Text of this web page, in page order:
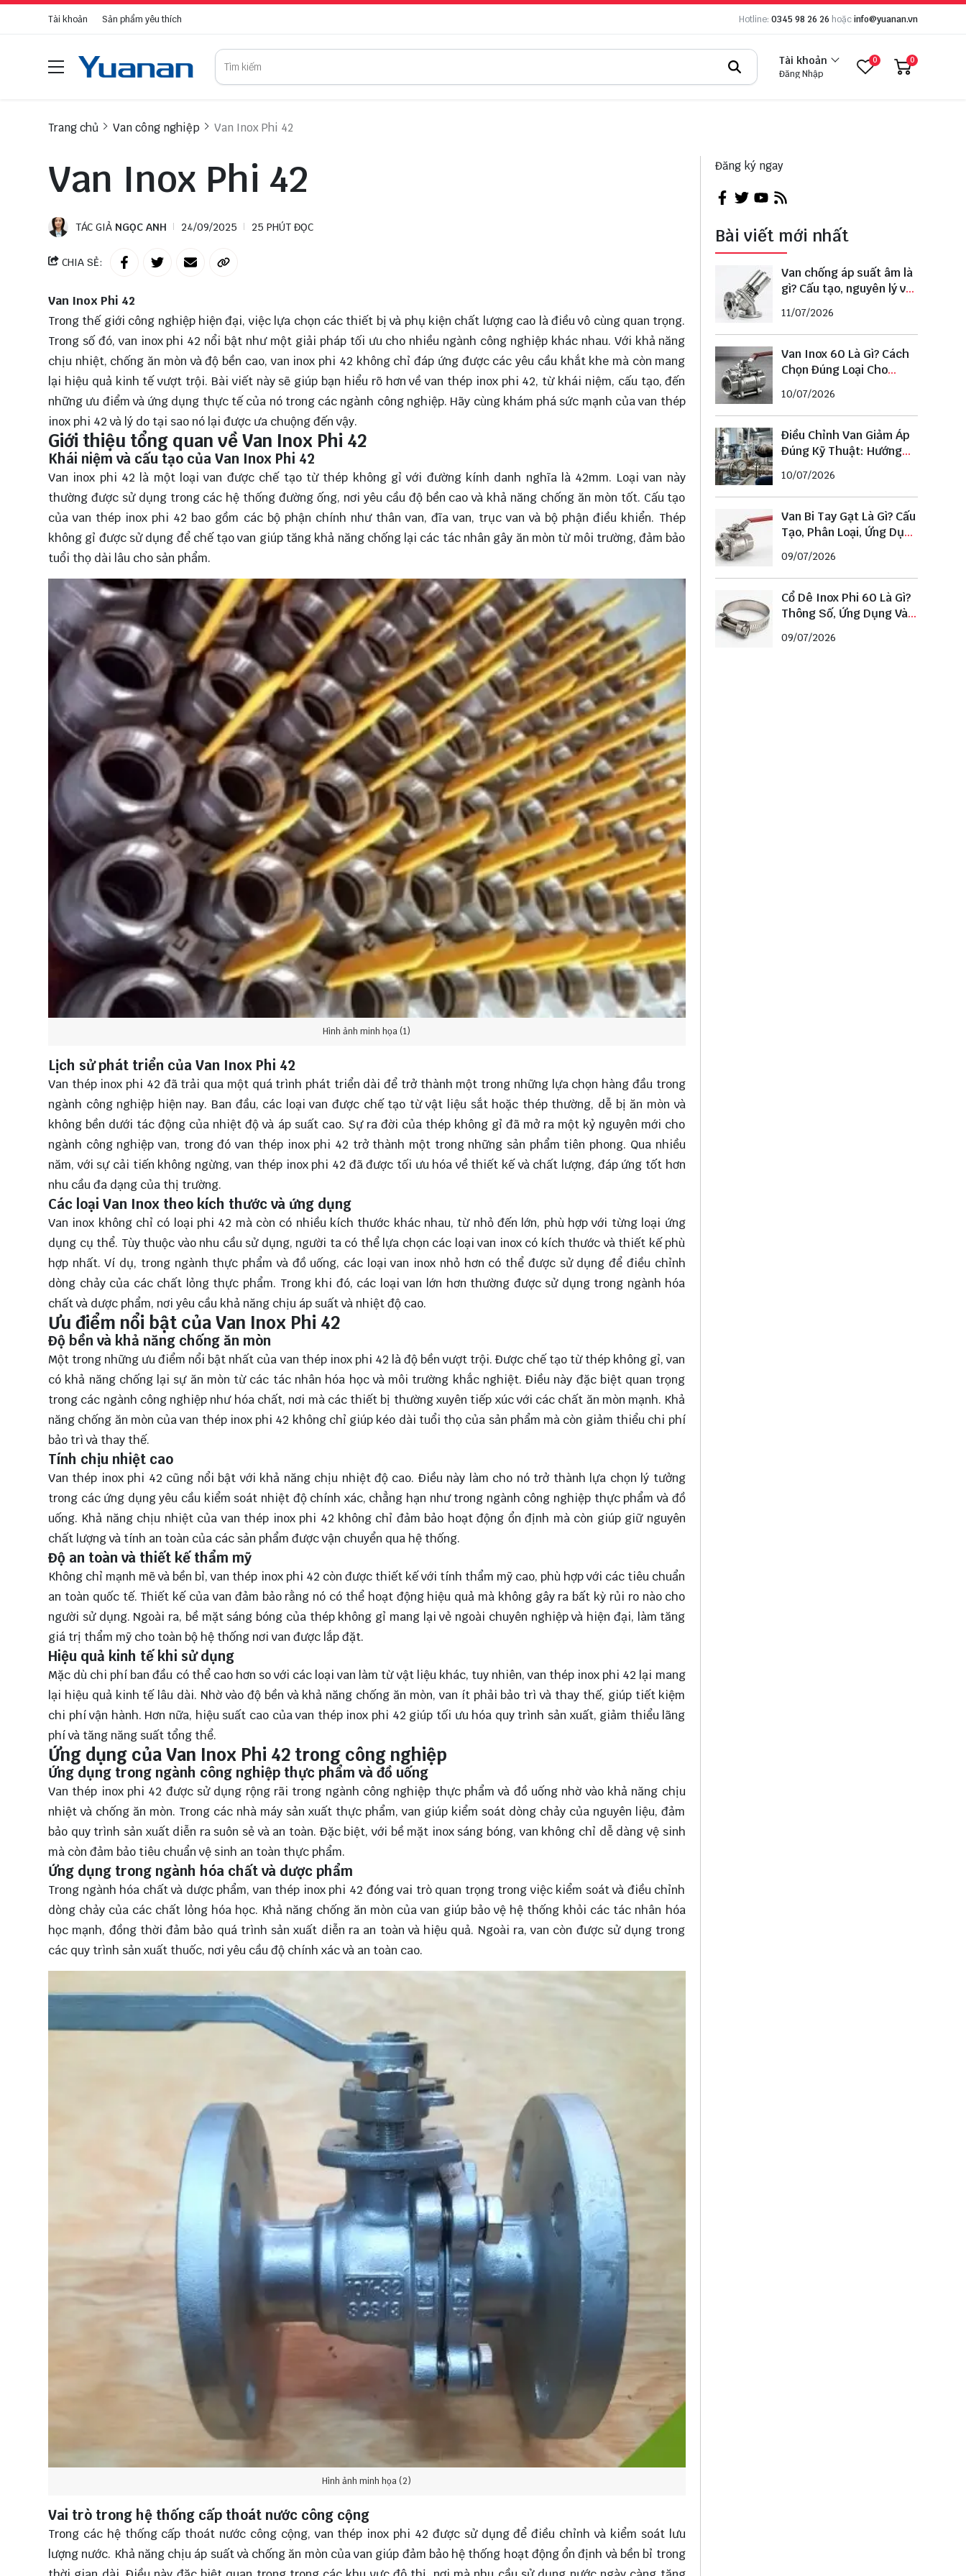
Tài khoản Sản phẩm yêu thích Hotline: 0345 98 26 26 hoặcinfo@yuanan.vn
Tài khoản
Đăng Nhập
0 0
Trang chủ Van công nghiệp Van Inox Phi 42
Van Inox Phi 42
TÁC GIẢ NGỌC ANH 24/09/2025 25 PHÚT ĐỌC
CHIA SẺ:
Van Inox Phi 42
Trong thế giới công nghiệp hiện đại, việc lựa chọn các thiết bị và phụ kiện chất lượng cao là điều vô cùng quan trọng.
Trong số đó, van inox phi 42 nổi bật như một giải pháp tối ưu cho nhiều ngành công nghiệp khác nhau. Với khả năng
chịu nhiệt, chống ăn mòn và độ bền cao, van inox phi 42 không chỉ đáp ứng được các yêu cầu khắt khe mà còn mang
lại hiệu quả kinh tế vượt trội. Bài viết này sẽ giúp bạn hiểu rõ hơn về van thép inox phi 42, từ khái niệm, cấu tạo, đến
những ưu điểm và ứng dụng thực tế của nó trong các ngành công nghiệp. Hãy cùng khám phá sức mạnh của van thép
inox phi 42 và lý do tại sao nó lại được ưa chuộng đến vậy.
Giới thiệu tổng quan về Van Inox Phi 42
Khái niệm và cấu tạo của Van Inox Phi 42
Van inox phi 42 là một loại van được chế tạo từ thép không gỉ với đường kính danh nghĩa là 42mm. Loại van này
thường được sử dụng trong các hệ thống đường ống, nơi yêu cầu độ bền cao và khả năng chống ăn mòn tốt. Cấu tạo
của van thép inox phi 42 bao gồm các bộ phận chính như thân van, đĩa van, trục van và bộ phận điều khiển. Thép
không gỉ được sử dụng để chế tạo van giúp tăng khả năng chống lại các tác nhân gây ăn mòn từ môi trường, đảm bảo
tuổi thọ dài lâu cho sản phẩm.
Hình ảnh minh họa (1)
Lịch sử phát triển của Van Inox Phi 42
Van thép inox phi 42 đã trải qua một quá trình phát triển dài để trở thành một trong những lựa chọn hàng đầu trong
ngành công nghiệp hiện nay. Ban đầu, các loại van được chế tạo từ vật liệu sắt hoặc thép thường, dễ bị ăn mòn và
không bền dưới tác động của nhiệt độ và áp suất cao. Sự ra đời của thép không gỉ đã mở ra một kỷ nguyên mới cho
ngành công nghiệp van, trong đó van thép inox phi 42 trở thành một trong những sản phẩm tiên phong. Qua nhiều
năm, với sự cải tiến không ngừng, van thép inox phi 42 đã được tối ưu hóa về thiết kế và chất lượng, đáp ứng tốt hơn
nhu cầu đa dạng của thị trường.
Các loại Van Inox theo kích thước và ứng dụng
Van inox không chỉ có loại phi 42 mà còn có nhiều kích thước khác nhau, từ nhỏ đến lớn, phù hợp với từng loại ứng
dụng cụ thể. Tùy thuộc vào nhu cầu sử dụng, người ta có thể lựa chọn các loại van inox có kích thước và thiết kế phù
hợp nhất. Ví dụ, trong ngành thực phẩm và đồ uống, các loại van inox nhỏ hơn có thể được sử dụng để điều chỉnh
dòng chảy của các chất lỏng thực phẩm. Trong khi đó, các loại van lớn hơn thường được sử dụng trong ngành hóa
chất và dược phẩm, nơi yêu cầu khả năng chịu áp suất và nhiệt độ cao.
Ưu điểm nổi bật của Van Inox Phi 42
Độ bền và khả năng chống ăn mòn
Một trong những ưu điểm nổi bật nhất của van thép inox phi 42 là độ bền vượt trội. Được chế tạo từ thép không gỉ, van
có khả năng chống lại sự ăn mòn từ các tác nhân hóa học và môi trường khắc nghiệt. Điều này đặc biệt quan trọng
trong các ngành công nghiệp như hóa chất, nơi mà các thiết bị thường xuyên tiếp xúc với các chất ăn mòn mạnh. Khả
năng chống ăn mòn của van thép inox phi 42 không chỉ giúp kéo dài tuổi thọ của sản phẩm mà còn giảm thiểu chi phí
bảo trì và thay thế.
Tính chịu nhiệt cao
Van thép inox phi 42 cũng nổi bật với khả năng chịu nhiệt độ cao. Điều này làm cho nó trở thành lựa chọn lý tưởng
trong các ứng dụng yêu cầu kiểm soát nhiệt độ chính xác, chẳng hạn như trong ngành công nghiệp thực phẩm và đồ
uống. Khả năng chịu nhiệt của van thép inox phi 42 không chỉ đảm bảo hoạt động ổn định mà còn giúp giữ nguyên
chất lượng và tính an toàn của các sản phẩm được vận chuyển qua hệ thống.
Độ an toàn và thiết kế thẩm mỹ
Không chỉ mạnh mẽ và bền bỉ, van thép inox phi 42 còn được thiết kế với tính thẩm mỹ cao, phù hợp với các tiêu chuẩn
an toàn quốc tế. Thiết kế của van đảm bảo rằng nó có thể hoạt động hiệu quả mà không gây ra bất kỳ rủi ro nào cho
người sử dụng. Ngoài ra, bề mặt sáng bóng của thép không gỉ mang lại vẻ ngoài chuyên nghiệp và hiện đại, làm tăng
giá trị thẩm mỹ cho toàn bộ hệ thống nơi van được lắp đặt.
Hiệu quả kinh tế khi sử dụng
Mặc dù chi phí ban đầu có thể cao hơn so với các loại van làm từ vật liệu khác, tuy nhiên, van thép inox phi 42 lại mang
lại hiệu quả kinh tế lâu dài. Nhờ vào độ bền và khả năng chống ăn mòn, van ít phải bảo trì và thay thế, giúp tiết kiệm
chi phí vận hành. Hơn nữa, hiệu suất cao của van thép inox phi 42 giúp tối ưu hóa quy trình sản xuất, giảm thiểu lãng
phí và tăng năng suất tổng thể.
Ứng dụng của Van Inox Phi 42 trong công nghiệp
Ứng dụng trong ngành công nghiệp thực phẩm và đồ uống
Van thép inox phi 42 được sử dụng rộng rãi trong ngành công nghiệp thực phẩm và đồ uống nhờ vào khả năng chịu
nhiệt và chống ăn mòn. Trong các nhà máy sản xuất thực phẩm, van giúp kiểm soát dòng chảy của nguyên liệu, đảm
bảo quy trình sản xuất diễn ra suôn sẻ và an toàn. Đặc biệt, với bề mặt inox sáng bóng, van không chỉ dễ dàng vệ sinh
mà còn đảm bảo tiêu chuẩn vệ sinh an toàn thực phẩm.
Ứng dụng trong ngành hóa chất và dược phẩm
Trong ngành hóa chất và dược phẩm, van thép inox phi 42 đóng vai trò quan trọng trong việc kiểm soát và điều chỉnh
dòng chảy của các chất lỏng hóa học. Khả năng chống ăn mòn của van giúp bảo vệ hệ thống khỏi các tác nhân hóa
học mạnh, đồng thời đảm bảo quá trình sản xuất diễn ra an toàn và hiệu quả. Ngoài ra, van còn được sử dụng trong
các quy trình sản xuất thuốc, nơi yêu cầu độ chính xác và an toàn cao.
Hình ảnh minh họa (2)
Vai trò trong hệ thống cấp thoát nước công cộng
Trong các hệ thống cấp thoát nước công cộng, van thép inox phi 42 được sử dụng để điều chỉnh và kiểm soát lưu
lượng nước. Khả năng chịu áp suất và chống ăn mòn của van giúp đảm bảo hệ thống hoạt động ổn định và bền bỉ trong
Đăng ký ngay
Bài viết mới nhất
Van chống áp suất âm là
gì? Cấu tạo, nguyên lý và
cách lựa chọn đúng
11/07/2026
Van Inox 60 Là Gì? Cách
Chọn Đúng Loại Cho
Đường Ống Phi 60
10/07/2026
Điều Chỉnh Van Giảm Áp
Đúng Kỹ Thuật: Hướng
Dẫn Chi Tiết Từ A–Z
10/07/2026
Van Bi Tay Gạt Là Gì? Cấu
Tạo, Phân Loại, Ứng Dụng
Và Cách Chọn Chuẩn
09/07/2026
Cổ Dê Inox Phi 60 Là Gì?
Thông Số, Ứng Dụng Và
Cách Chọn Đúng Kích
Thước
09/07/2026